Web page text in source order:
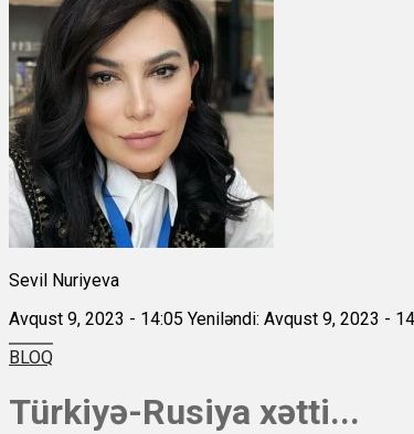
Sevil Nuriyeva
Avqust 9, 2023 - 14:05 Yeniləndi: Avqust 9, 2023 -
BLOQ
Türkiyə-Rusiya xətti...